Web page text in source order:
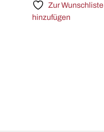
Zur Wunschliste
hinzufügen